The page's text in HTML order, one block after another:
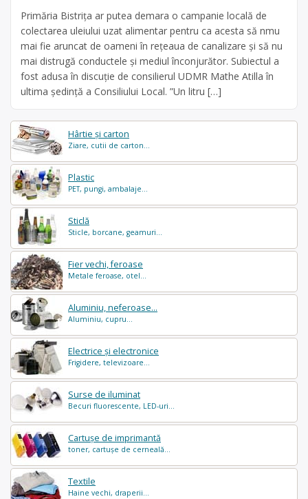
Hârtie și carton
Ziare, cutii de carton...
Plastic
PET, pungi, ambalaje...
Sticlă
Sticle, borcane, geamuri...
Fier vechi, feroase
Metale feroase, otel...
Aluminiu, neferoase...
Aluminiu, cupru...
Electrice și electronice
Frigidere, televizoare...
Surse de iluminat
Becuri fluorescente, LED-uri...
Cartușe de imprimantă
toner, cartușe de cerneală...
Textile
Haine vechi, draperii...
Primăria Bistrița ar putea demara o campanie locală de
colectarea uleiului uzat alimentar pentru ca acesta să nmu
mai fie aruncat de oameni în rețeaua de canalizare și să nu
mai distrugă conductele și mediul înconjurător. Subiectul a
fost adusa în discuție de consilierul UDMR Mathe Atilla în
ultima ședință a Consiliului Local. ”Un litru […]